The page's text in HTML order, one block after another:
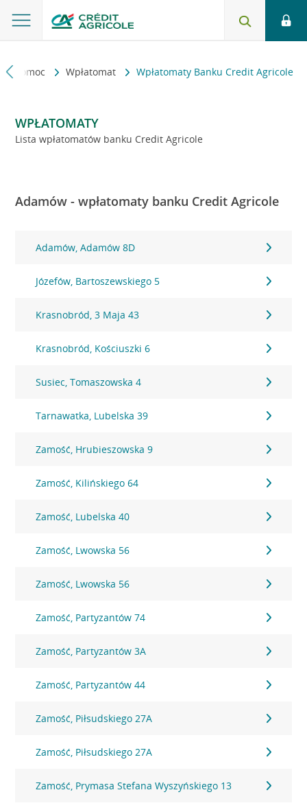
i pomoc Wpłatomat Wpłatomaty Banku Credit Agricole
WPŁATOMATY
Lista wpłatomatów banku Credit Agricole
Adamów - wpłatomaty banku Credit Agricole
Adamów, Adamów 8D
Józefów, Bartoszewskiego 5
Krasnobród, 3 Maja 43
Krasnobród, Kościuszki 6
Susiec, Tomaszowska 4
Tarnawatka, Lubelska 39
Zamość, Hrubieszowska 9
Zamość, Kilińskiego 64
Zamość, Lubelska 40
Zamość, Lwowska 56
Zamość, Lwowska 56
Zamość, Partyzantów 74
Zamość, Partyzantów 3A
Zamość, Partyzantów 44
Zamość, Piłsudskiego 27A
Zamość, Piłsudskiego 27A
Zamość, Prymasa Stefana Wyszyńskiego 13